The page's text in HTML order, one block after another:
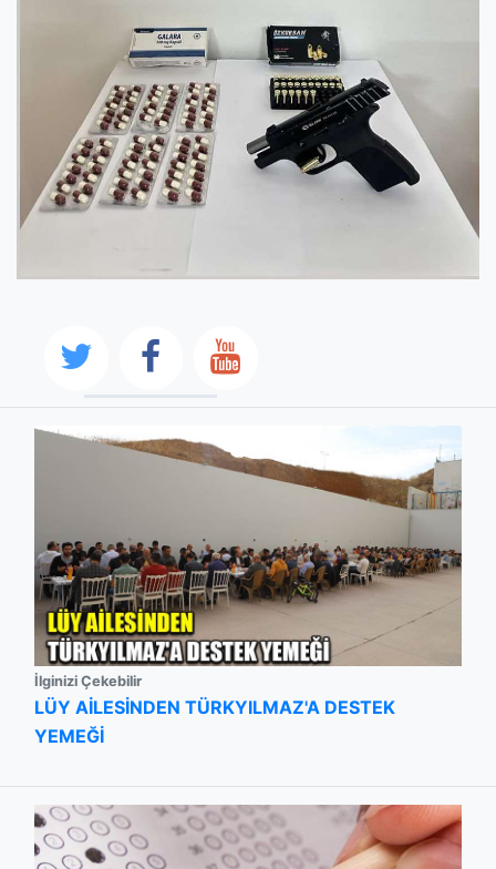
İlginizi Çekebilir
LÜY AİLESİNDEN TÜRKYILMAZ'A DESTEK
YEMEĞİ